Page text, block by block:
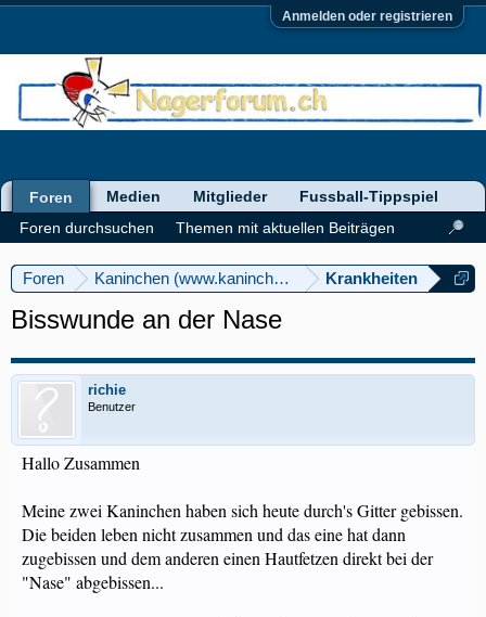
Anmelden oder registrieren
Foren Kaninchen (www.kaninchenforum.ch)Krankheiten
Bisswunde an der Nase
richie
Benutzer
Hallo Zusammen
Meine zwei Kaninchen haben sich heute durch's Gitter gebissen.
Die beiden leben nicht zusammen und das eine hat dann
zugebissen und dem anderen einen Hautfetzen direkt bei der
"Nase" abgebissen...
Foren
Foren durchsuchen
Themen mit aktuellen Beiträgen
Medien Mitglieder Fussball-Tippspiel